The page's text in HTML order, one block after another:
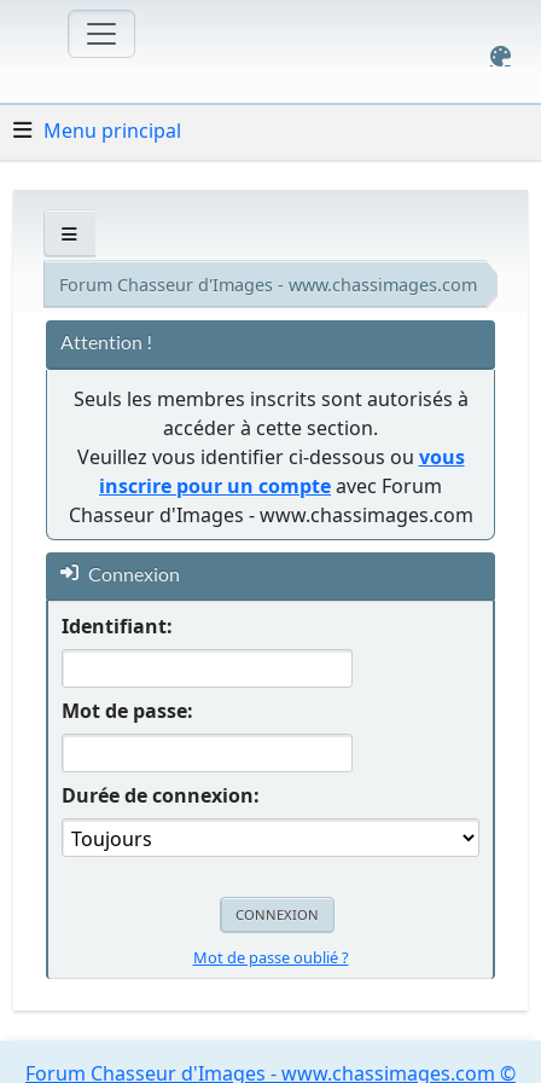
Menu principal
Forum Chasseur d'Images - www.chassimages.com
Attention !
Seuls les membres inscrits sont autorisés à
accéder à cette section.
Veuillez vous identifier ci-dessous ou vous
inscrire pour un compteavec Forum
Chasseur d'Images - www.chassimages.com
Connexion
Identifiant:
Mot de passe:
Durée de connexion:
Mot de passe oublié ?
Forum Chasseur d'Images - www.chassimages.com ©